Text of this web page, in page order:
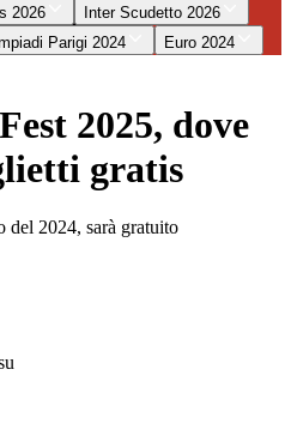
2026
Inter Scudetto 2026
Parigi 2024 Euro 2024
2025, dove
gratis
del 2024, sarà gratuito